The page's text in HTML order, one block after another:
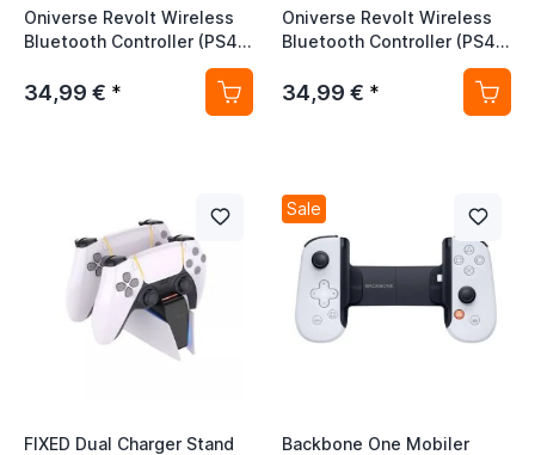
Oniverse Revolt Wireless
Bluetooth Controller (PS4 -
PC - Mobile) Wasp Schwarz
34,99 € *
Oniverse Revolt Wireless
Bluetooth Controller (PS4 -
PC - Mobile) Mond-Weiß
34,99 € *
FIXED Dual Charger Stand
Sale
Backbone One Mobiler